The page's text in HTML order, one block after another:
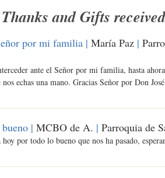
Thanks and Gifts received
por mi familia | María Paz|
ante el Señor por mi familia, hasta
echas una mano. Gracias Señor por Don
| MCBO de A. | Parroquia de
por todo lo bueno que nos ha pasado,